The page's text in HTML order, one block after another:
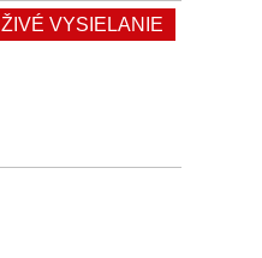
ŽIVÉ VYSIELANIE